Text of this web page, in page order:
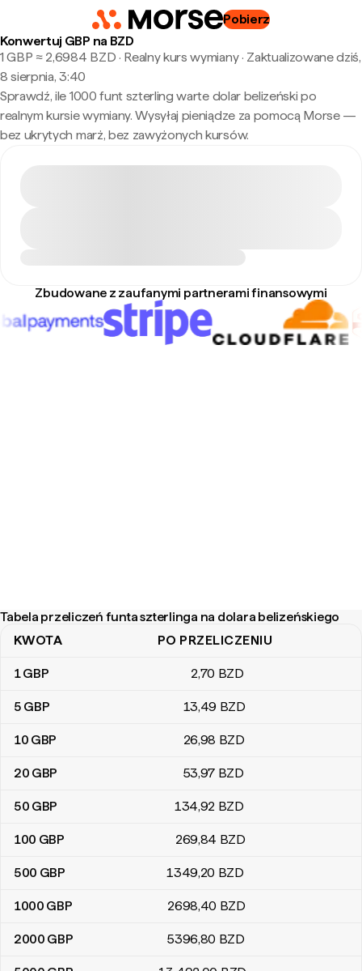
Pobierz
Konwertuj GBP na BZD
1 GBP ≈ 2,6984 BZD · Realny kurs wymiany· Zaktualizowane dziś,
8 sierpnia, 3:40
Sprawdź, ile 1000 funt szterling warte dolar belizeński po
realnym kursie wymiany. Wysyłaj pieniądze za pomocą Morse —
bez ukrytych marż, bez zawyżonych kursów.
Zbudowane z zaufanymi partnerami finansowymi
Tabela przeliczeń funta szterlinga na dolara belizeńskiego
Tabela przeliczeń funta szterlinga na dolara belizeńskiego
KWOTA PO PRZELICZENIU
1GBP 2,70 BZD
5 GBP 13,49 BZD
10 GBP 26,98 BZD
20 GBP 53,97 BZD
50 GBP 134,92 BZD
100 GBP 269,84 BZD
500 GBP 1349,20 BZD
1000 GBP 2698,40 BZD
2000 GBP 5396,80 BZD